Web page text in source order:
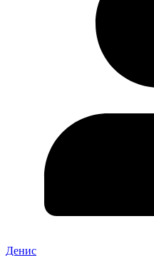
Денис